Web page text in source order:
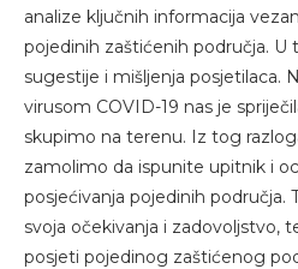
analize ključnih informacija
pojedinih zaštićenih područja. U
sugestije i mišljenja posjetilaca.
virusom COVID-19 nas je
skupimo na terenu. Iz tog
zamolimo da ispunite upitnik i
posjećivanja pojedinih područja.
svoja očekivanja i zadovoljstvo,
posjeti pojedinog zaštićenog